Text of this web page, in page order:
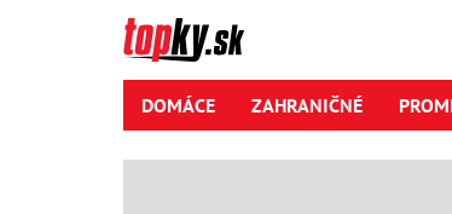
DOMÁCE ZAHRANIČNÉ